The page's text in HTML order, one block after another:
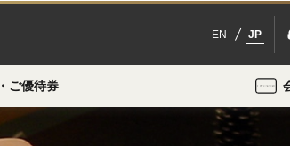
EN JP
ご優待券